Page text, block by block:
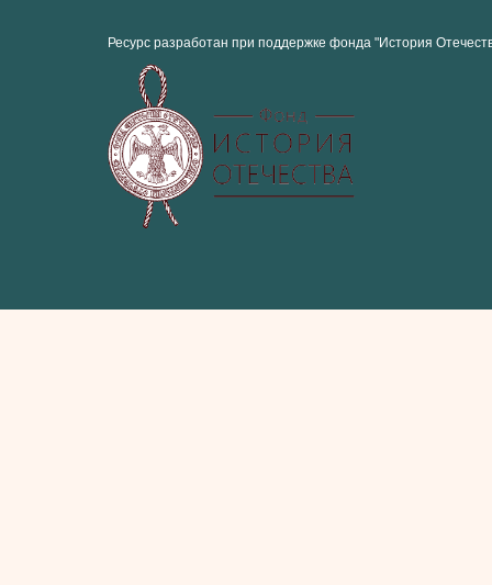
Ресурс разработан при поддержке фонда "История